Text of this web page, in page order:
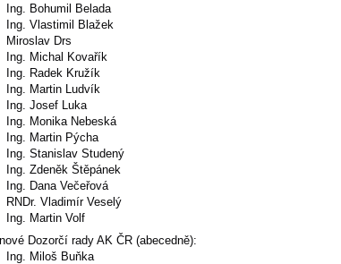
Ing. Bohumil Belada
Ing. Vlastimil Blažek
Miroslav Drs
Ing. Michal Kovařík
Ing. Radek Kružík
Ing. Martin Ludvík
Ing. Josef Luka
Ing. Monika Nebeská
Ing. Martin Pýcha
Ing. Stanislav Studený
Ing. Zdeněk Štěpánek
Ing. Dana Večeřová
RNDr. Vladimír Veselý
Ing. Martin Volf
Dozorčí rady AK ČR (abecedně):
Ing. Miloš Buňka